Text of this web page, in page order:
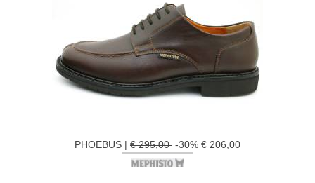
PHOEBUS | € 295,00-30% € 206,00